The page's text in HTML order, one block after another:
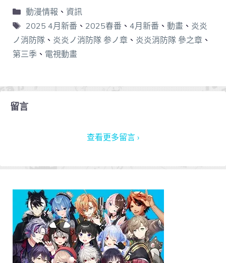
動漫情報 、 資訊
2025 4月新番 、 2025春番 、 4月新番 、 動畫、 炎炎
ノ消防隊 、 炎炎ノ消防隊 参ノ章 、 炎炎消防隊 參之章 、
第三季 、 電視動畫
留言
查看更多留言 ›